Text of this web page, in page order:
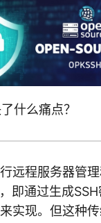
什么痛点？
远程服务器管
即通过生成
实现。但这种